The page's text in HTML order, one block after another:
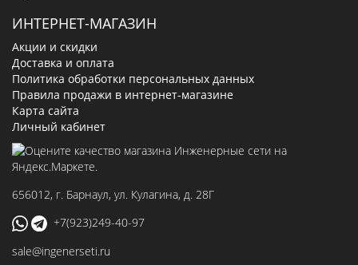
ИНТЕРНЕТ-МАГАЗИН
Акции и скидки
Доставка и оплата
Политика обработки персональных данных
Правила продажи в интернет-магазине
Карта сайта
Личный кабинет
656012, г. Барнаул, ул. Кулагина, д. 28Г
+7(923)249-40-97
sale@ingenerseti.ru